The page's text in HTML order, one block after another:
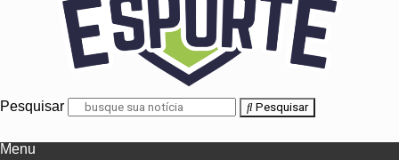
Pesquisar Pesquisar
Menu